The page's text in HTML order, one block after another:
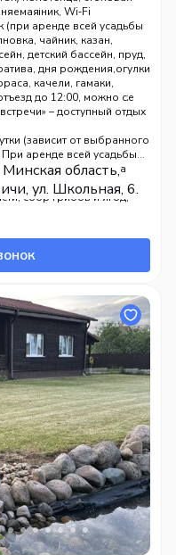
чайник, Wi‑Fi
электроплита,
чайник, казан,
душевая кабина,
утюг
камин, кальян, караоке
(при аренде всей усадьбы
детский бассейн, пруд,
водные прогулки
качели, гамаки,
(мангалы, дрова, угли),
прогулки, пешие
теннис,
мячи, мячи для игр
детский бассейн
сбор грибов и ягод,
(уточняйте у
дня рождения,
до 12:00, можно с
– доступный отдых
(зависит от выбранного
При аренде всей усадьбы
Точную цену на
область,
ул. Школьная, 6.